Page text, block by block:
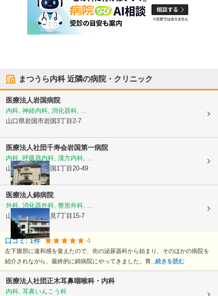
まつうら内科近隣の病院・クリニック
医療法人岩国病院
内科, 神経内科, 消化器科, ...
山口県岩国市岩国3丁目2-7
医療法人社団千寿会岩国第一病院
内科, 呼吸器内科, 漢方内科, ...
山口県岩国市岩国1丁目20-49
医療法人錦病院
外科, 消化器外科, 整形外科, ...
山口県岩国市錦見7丁目15-7
口コミ:1件 4
左下腹部に違和感を覚えたので、街の泌尿器科から始まり、そのほかの病院を
紹介されながら、最終的に錦病院にやってきました。胃...続きを読む
医療法人社団正木耳鼻咽喉科・内科
内科, 耳鼻いんこう科